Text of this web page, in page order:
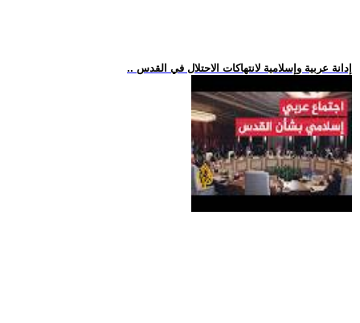
.. إدانة عربية وإسلامية لانتهاكات الاحتلال في القدس